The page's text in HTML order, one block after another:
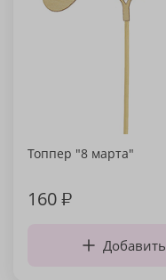
Топпер "8 марта"
160₽
Добавить